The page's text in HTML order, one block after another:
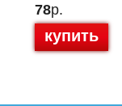
78р.
купить